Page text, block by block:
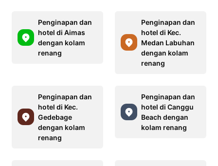
Penginapan dan
hotel di Aimas
dengan kolam
renang
Penginapan dan
hotel di Kec.
Medan Labuhan
dengan kolam
renang
Penginapan dan
hotel di Kec.
Gedebage
dengan kolam
renang
Penginapan dan
hotel di Canggu
Beach dengan
kolam renang